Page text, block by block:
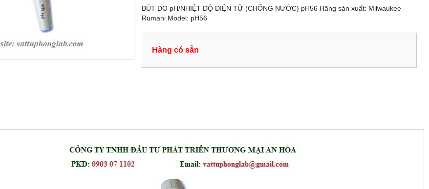
BÚT ĐO pH/NHIỆT ĐỘ ĐIỆN TỬ (CHỐNG NƯỚC) pH56 Hãng sản xuất: Milwaukee -
Rumani Model: pH56
Hàng có sẵn